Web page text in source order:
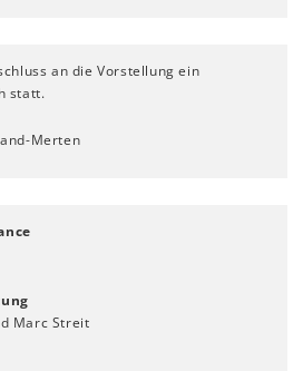
an die Vorstellung ein
statt.
Merten
Marc Streit